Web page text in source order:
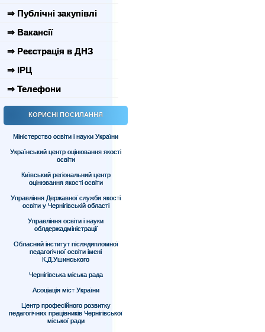
⇒ Публічні закупівлі
⇒ Вакансії
⇒ Реєстрація в ДНЗ
⇒ ІРЦ
⇒ Телефони
КОРИСНІ ПОСИЛАННЯ
Міністерство освіти і науки України
Український центр оцінювання якості
освіти
Київський регіональний центр
оцінювання якості освіти
Управління Державної служби якості
освіти у Чернігівській області
Управління освіти і науки
облдержадміністрації
Обласний інститут післядипломної
педагогічної освіти імені
К.Д.Ушинського
Чернігівська міська рада
Асоціація міст України
Центр професійного розвитку
педагогічних працівників Чернігівської
міської ради